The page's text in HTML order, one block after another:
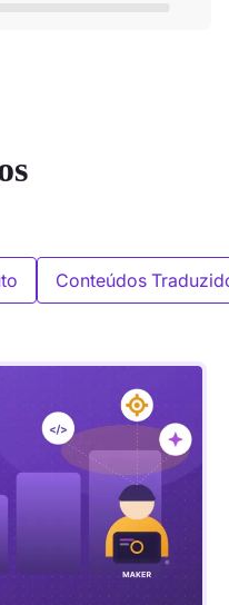
Conteúdos